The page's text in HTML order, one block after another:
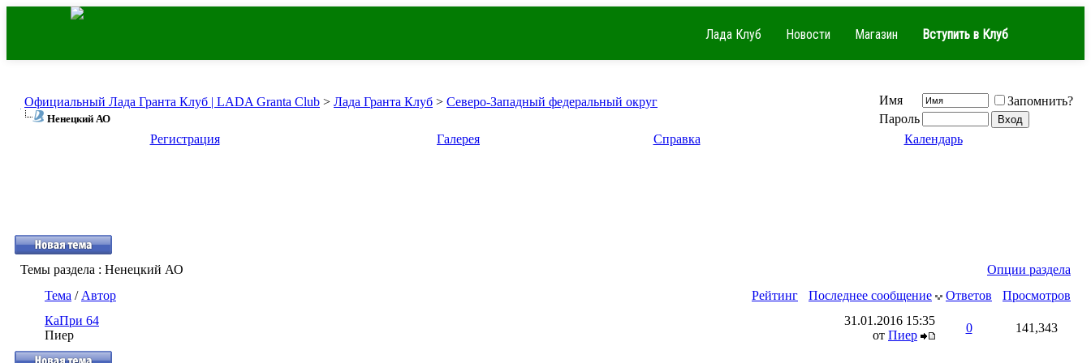
Лада Клуб Новости Магазин Вступить в Клуб
Официальный Лада Гранта Клуб | LADA Granta Club > Лада Гранта Клуб > Северо-Западный федеральный округ
Ненецкий АО
Имя
Запомнить?
Пароль
Регистрация
Галерея Справка Календарь
Темы раздела : Ненецкий АО
Опции раздела
Рейтинг
Тема / Автор Последнее сообщение Ответов
Просмотров
КаПри 64
Пиер
31.01.2016 15:35
от Пиер
0 141,343